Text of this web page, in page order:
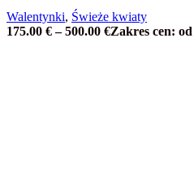
Walentynki, Świeże kwiaty
175.00 € – 500.00 €Zakres cen: